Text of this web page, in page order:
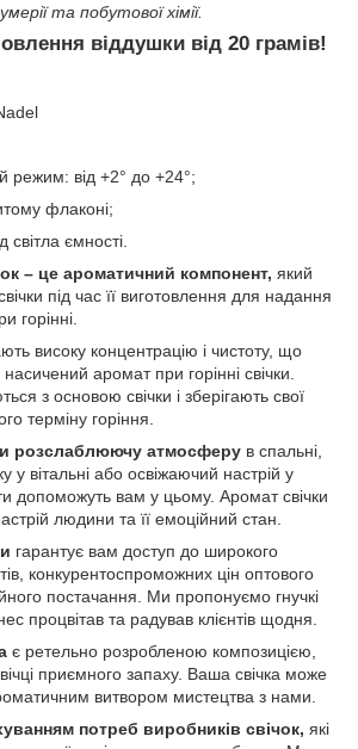
та побутової хімії.
віддушки від 20 грамів!
режим: від +2° до +24°;
флаконі;
світла ємності.
– це ароматичний компонент, який
під час її виготовлення для надання
горінні.
високу концентрацію і чистоту, що
насичений аромат при горінні свічки.
з основою свічки і зберігають свої
терміну горіння.
розслаблюючу атмосферу в спальні,
у вітальні або освіжаючий настрій у
допоможуть вам у цьому. Аромат свічки
людини та її емоційний стан.
гарантує вам доступ до широкого
конкурентоспроможних цін оптового
постачання. Ми пропонуємо гнучкі
процвітав та радував клієнтів щодня.
є ретельно розробленою композицією,
приємного запаху. Ваша свічка може
витвором мистецтва з нами.
потреб виробників свічок, які